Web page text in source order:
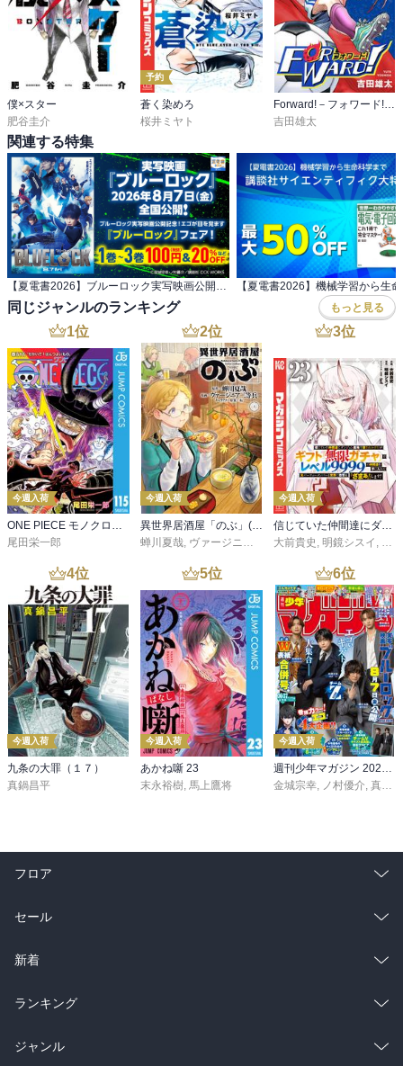
僕×スター
肥谷圭介
予約
蒼く染めろ
桜井ミヤト
吉田雄太
関連する特集
同じジャンルのランキング もっと見る
1位
今週入荷
ONE PIECE モノクロ版 115
尾田栄一郎
2位
今週入荷
異世界居酒屋「のぶ」(22)
蝉川夏哉, ヴァージニア二等兵 ,転
3位
今週入荷
信じていた仲間達にダンジョン奥地で殺されかけたがギフト『無限ガチャ』でレベル９９９９の仲間達を手に入れて元パーティーメンバーと世界に復讐＆『ざまぁ！』します！（２３）
大前貴史 , 明鏡シスイ , ｔ
4位
今週入荷
九条の大罪（１７）
真鍋昌平
5位
今週入荷
あかね噺 23
末永裕樹 馬上鷹将
6位
今週入荷
金城宗幸
ノ村優介 真島ヒロ
フロア
総合
ラノベ
雑誌・グラビア
BL・TL
セール
総合
ラノベ
雑誌・グラビア
新着
総合
ラノベ
ランキング
総合
ジャンル